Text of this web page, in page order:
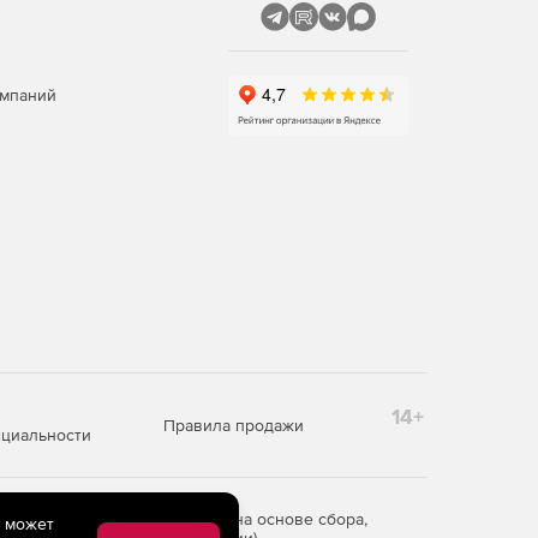
Правила продажи 14+
информации на основе сбора,
может